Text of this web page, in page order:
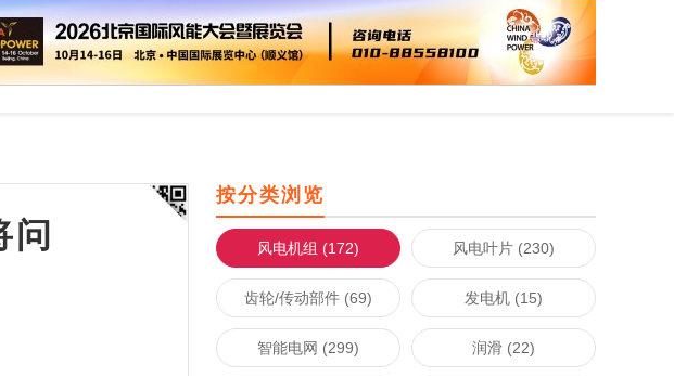
按分类浏览
风电机组 (172) 风电叶片 (230)
齿轮/传动部件 (69) 发电机 (15)
智能电网 (299) 润滑 (22)